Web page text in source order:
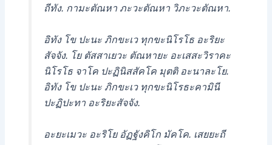
ถีทัง. กามะตัณหา ภะวะตัณหา วิภะวะตัณหา.
อิทัง โข ปะนะ ภิกขะเว ทุกขะนิโรโธ อะริยะ
สัจจัง. โย ตัสสาเยวะ ตัณหายะ อะเสสะวิราคะ
นิโรโธ จาโค ปะฏินิสสัคโค มุตติ อะนาละโย.
อิทัง โข ปะนะ ภิกขะเว ทุกขะนิโรธะคามินี
ปะฏิปะทา อะริยะสัจจัง.
อะยะเมวะ อะริโย อัฏฐังคิโก มัคโค. เสยยะถี